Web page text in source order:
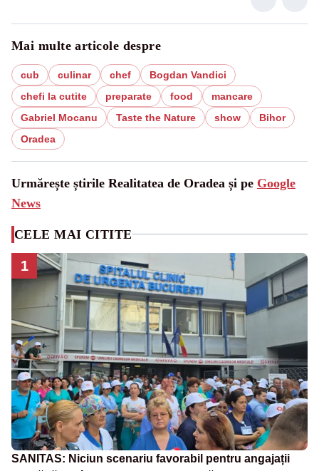
Mai multe articole despre
cub culinar chef
Bogdan Vandici
chefi la cutite
preparate food
mancare
Gabriel Mocanu
Taste the Nature show
Bihor
Oradea
Urmărește știrile Realitatea de Oradea și pe Google
News
CELE MAI CITITE
1
SANITAS: Niciun scenariu favorabil pentru angajații